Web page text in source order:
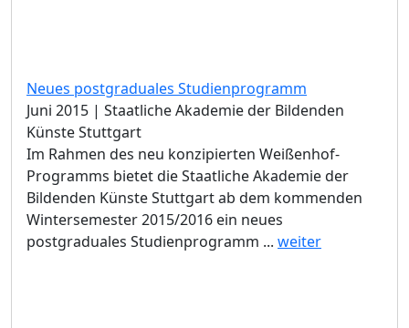
Neues postgraduales Studienprogramm
Juni 2015 | Staatliche Akademie der Bildenden
Künste Stuttgart
Im Rahmen des neu konzipierten Weißenhof-
Programms bietet die Staatliche Akademie der
Bildenden Künste Stuttgart ab dem kommenden
Wintersemester 2015/2016 ein neues
postgraduales Studienprogramm ... weiter